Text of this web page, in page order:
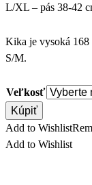
L/XL – pás 38-42
Kika je vysoká
S/M.
Veľkosť
Kúpiť
Add to Wishlist
Add to Wishlist